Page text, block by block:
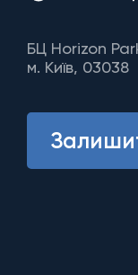
БЦ Horizon
м. Київ, 03038